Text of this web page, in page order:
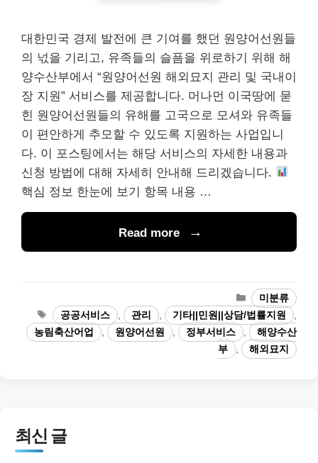
대한민국 경제 발전에 큰 기여를 했던 원양어선원들
의 넋을 기리고, 유족들의 슬픔을 위로하기 위해 해
양수산부에서 “원양어선원 해외묘지 관리 및 국내이
장 지원” 서비스를 제공합니다. 머나먼 이국땅에 묻
힌 원양어선원들의 유해를 고국으로 모셔와 유족들
이 편안하게 추모할 수 있도록 지원하는 사업입니
다. 이 포스팅에서는 해당 서비스의 자세한 내용과
신청 방법에 대해 자세히 안내해 드리겠습니다.
핵심 정보 한눈에 보기 항목 내용 …
Read more
카
테
고
리
미분류
태
그
공공서비스 관리 기타||민원||상담/법률지원
농림축산어업
원양어선원 정부서비스
해양수산
부
해외묘지
최신 글